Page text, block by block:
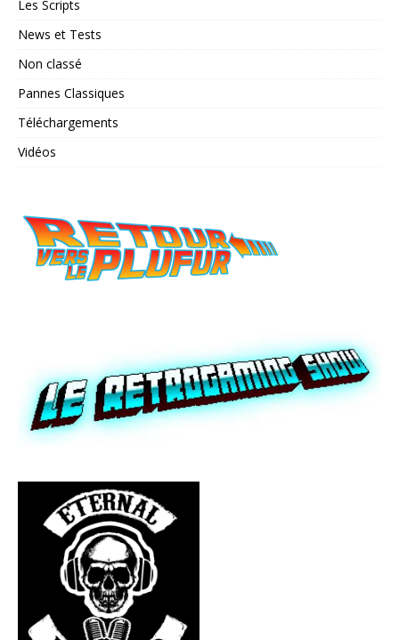
Les Scripts
News et Tests
Non classé
Pannes Classiques
Téléchargements
Vidéos